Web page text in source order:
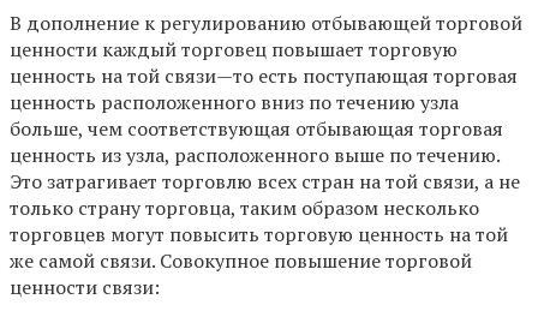
В дополнение к регулированию отбывающей торговой
ценности каждый торговец повышает торговую
ценность на той связи—то есть поступающая торговая
ценность расположенного вниз по течению узла
больше, чем соответствующая отбывающая торговая
ценность из узла, расположенного выше по течению.
Это затрагивает торговлю всех стран на той связи, а не
только страну торговца, таким образом несколько
торговцев могут повысить торговую ценность на той
же самой связи. Совокупное повышение торговой
ценности связи: